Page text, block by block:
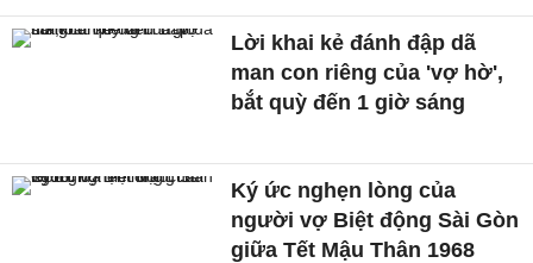
Lời khai kẻ đánh đập dã
man con riêng của 'vợ hờ',
bắt quỳ đến 1 giờ sáng
Ký ức nghẹn lòng của
người vợ Biệt động Sài Gòn
giữa Tết Mậu Thân 1968